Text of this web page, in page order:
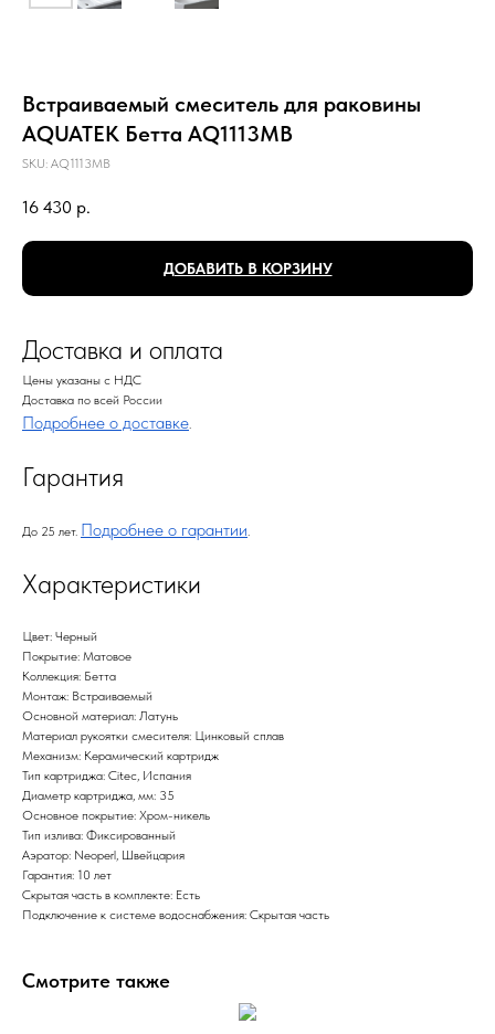
Встраиваемый смеситель для раковины
AQUATEK Бетта AQ1113MB
SKU: AQ1113MB
16 430 р.
ДОБАВИТЬ В КОРЗИНУ
Доставка и оплата
Цены указаны с НДС
Доставка по всей России
Подробнее о доставке.
Гарантия
До 25 лет. Подробнее о гарантии.
Характеристики
Цвет: Черный
Покрытие: Матовое
Коллекция: Бетта
Монтаж: Встраиваемый
Основной материал: Латунь
Материал рукоятки смесителя: Цинковый сплав
Механизм: Керамический картридж
Тип картриджа: Citec, Испания
Диаметр картриджа, мм: 35
Основное покрытие: Хром-никель
Тип излива: Фиксированный
Аэратор: Neoperl, Швейцария
Гарантия: 10 лет
Скрытая часть в комплекте: Есть
Подключение к системе водоснабжения: Скрытая часть
Смотрите также